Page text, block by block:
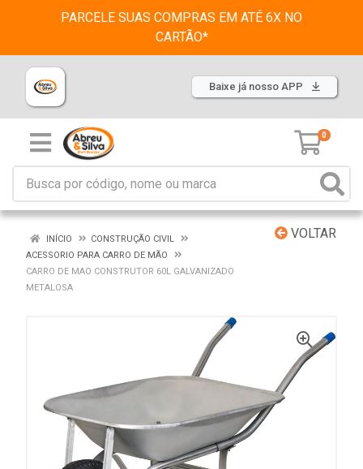
PARCELE SUAS COMPRAS EM ATÉ 6X NO
CARTÃO*
Baixe já nosso APP
0
VOLTAR
INÍCIO
CONSTRUÇÃO CIVIL
ACESSORIO PARA CARRO DE MÃO
CARRO DE MAO CONSTRUTOR 60L GALVANIZADO
METALOSA